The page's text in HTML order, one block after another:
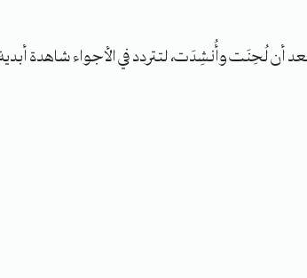
لُحِنَت وأُنشِدَت، لتتردد في الأجواء شاهدة